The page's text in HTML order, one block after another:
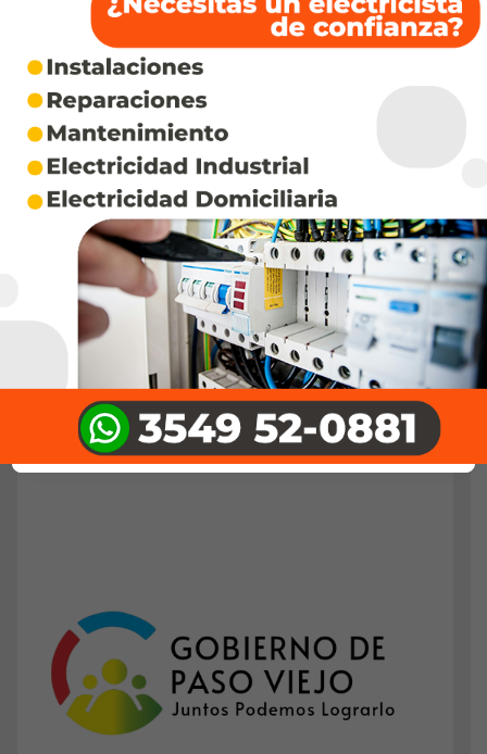
Andrés Abregú”.
CRUZ DEL EJE
Comunicado oficial sobre el
estado del servicio 16:30 hs
MAY 1, 2026
Deja un comentario
Lo siento, tenés que estarconectadopara publicar
un comentario.